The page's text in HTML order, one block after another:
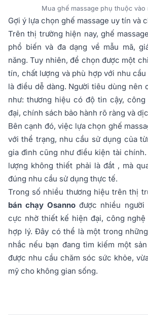
Mua ghế massage phụ thuộc vào
Gợi ý lựa chọn ghế massage uy tín và
Trên thị trường hiện nay, ghế
phổ biến và đa dạng về mẫu mã,
năng. Tuy nhiên, để chọn được một
tín, chất lượng và phù hợp với nhu
là điều dễ dàng. Người tiêu dùng nên
như: thương hiệu có độ tin cậy,
đại, chính sách bảo hành rõ ràng và
Bên cạnh đó, việc lựa chọn ghế
với thể trạng, nhu cầu sử dụng của
gia đình cũng như điều kiện tài
lượng không thiết phải là đắt , mà
đúng nhu cầu sử dụng thực tế.
Trong số nhiều thương hiệu trên thị
bán chạy Osanno được nhiều
cực nhờ thiết kế hiện đại, công
hợp lý. Đây có thể là một trong
nhắc nếu bạn đang tìm kiếm một
được nhu cầu chăm sóc sức khỏe,
mỹ cho không gian sống.